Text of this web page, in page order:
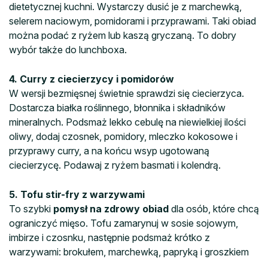
dietetycznej kuchni. Wystarczy dusić je z marchewką,
selerem naciowym, pomidorami i przyprawami. Taki obiad
można podać z ryżem lub kaszą gryczaną. To dobry
wybór także do lunchboxa.
4. Curry z ciecierzycy i pomidorów
W wersji bezmięsnej świetnie sprawdzi się ciecierzyca.
Dostarcza białka roślinnego, błonnika i składników
mineralnych. Podsmaż lekko cebulę na niewielkiej ilości
oliwy, dodaj czosnek, pomidory, mleczko kokosowe i
przyprawy curry, a na końcu wsyp ugotowaną
ciecierzycę. Podawaj z ryżem basmati i kolendrą.
5. Tofu stir-fry z warzywami
To szybki pomysł na zdrowy obiad dla osób, które chcą
ograniczyć mięso. Tofu zamarynuj w sosie sojowym,
imbirze i czosnku, następnie podsmaż krótko z
warzywami: brokułem, marchewką, papryką i groszkiem